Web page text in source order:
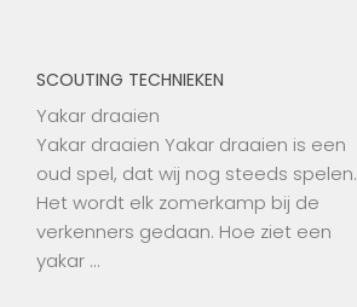
SCOUTING TECHNIEKEN
Yakar draaien
Yakar draaien Yakar draaien is een
oud spel, dat wij nog steeds spelen.
Het wordt elk zomerkamp bij de
verkenners gedaan. Hoe ziet een
yakar …